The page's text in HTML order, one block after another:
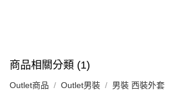
商品相關分類 (1)
Outlet商品 Outlet男裝 男裝 西裝外套